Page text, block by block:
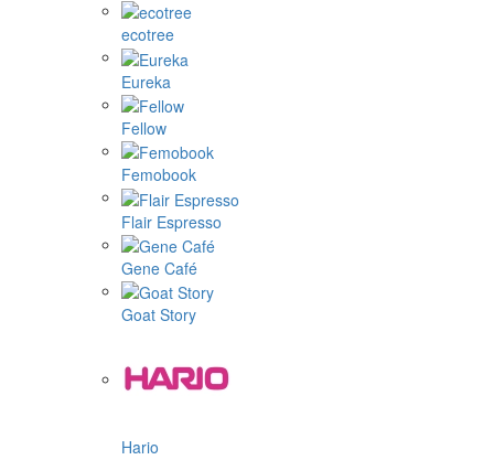
ecotree
Eureka
Fellow
Femobook
Flair Espresso
Gene Café
Goat Story
Hario